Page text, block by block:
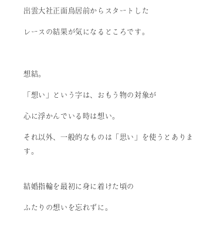
出雲大社正面鳥居前からスタートした
レースの結果が気になるところです。
想結。
「想い」という字は、おもう物の対象が
心に浮かんでいる時は想い。
それ以外、一般的なものは「思い」を使うとありま
す。
結婚指輪を最初に身に着けた頃の
ふたりの想いを忘れずに。